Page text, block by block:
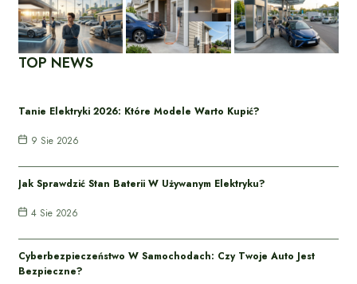
TOP NEWS
Tanie Elektryki 2026: Które Modele Warto Kupić?
9 Sie 2026
Jak Sprawdzić Stan Baterii W Używanym Elektryku?
4 Sie 2026
Cyberbezpieczeństwo W Samochodach: Czy Twoje Auto Jest
Bezpieczne?